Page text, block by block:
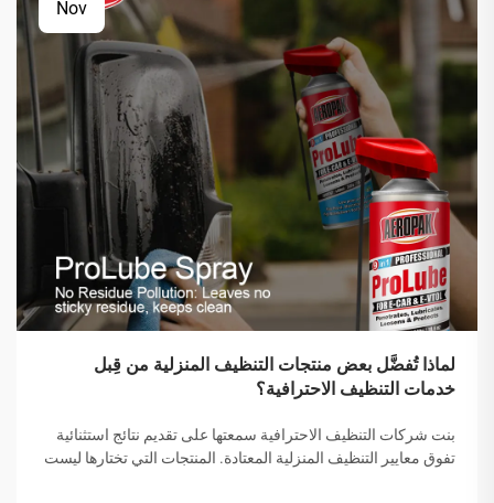
Nov
لماذا تُفضَّل بعض منتجات التنظيف المنزلية من قِبل
خدمات التنظيف الاحترافية؟
بنت شركات التنظيف الاحترافية سمعتها على تقديم نتائج استثنائية
تفوق معايير التنظيف المنزلية المعتادة. المنتجات التي تختارها ليست